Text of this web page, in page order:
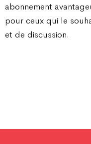
abonnement
pour ceux qui le
et de discussion.